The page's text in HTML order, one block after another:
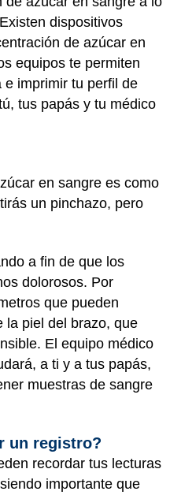
dispositivos
de azúcar en
equipos te permiten
imprimir tu perfil de
tus papás y tu médico
en sangre es como
un pinchazo, pero
a fin de que los
dolorosos. Por
que pueden
la piel del brazo, que
El equipo médico
a ti y a tus papás,
muestras de sangre
un registro?
recordar tus lecturas
importante que